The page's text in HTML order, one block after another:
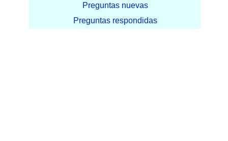
Preguntas nuevas
Preguntas respondidas